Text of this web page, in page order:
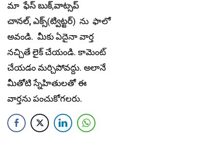
మాఫేస్ బుక్,వాట్సప్
చానల్,ఎక్స్(ట్విట్టర్) ను ఫాలో
అవండి. మీకు ఏదైనా వార్త
నచ్చితే లైక్ చేయండి. కామెంట్
చేయడం మర్చిపోవద్దు. అలానే
మీతోటి స్నేహితులతో ఈ
వార్తను పంచుకోగలరు.